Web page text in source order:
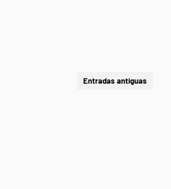
Entradas antiguas